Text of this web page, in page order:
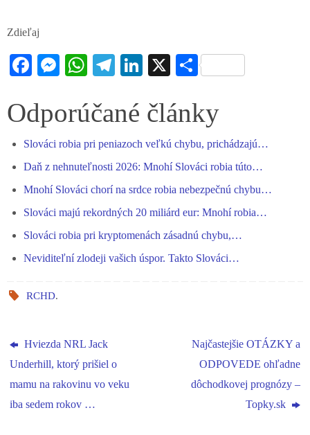
Zdieľaj
Fa
bo
ok
M
se
er
W
ts
pp
Te
gr
m
Li
ed
X S
re
Odporúčané články
Slováci robia pri peniazoch veľkú chybu, prichádzajú…
Daň z nehnuteľnosti 2026: Mnohí Slováci robia túto…
Mnohí Slováci chorí na srdce robia nebezpečnú chybu…
Slováci majú rekordných 20 miliárd eur: Mnohí robia…
Slováci robia pri kryptomenách zásadnú chybu,…
Neviditeľní zlodeji vašich úspor. Takto Slováci…
RCHD.
Hviezda NRL Jack
Underhill, ktorý prišiel o
mamu na rakovinu vo veku
iba sedem rokov …
Najčastejšie OTÁZKY a
ODPOVEDE ohľadne
dôchodkovej prognózy –
Topky.sk